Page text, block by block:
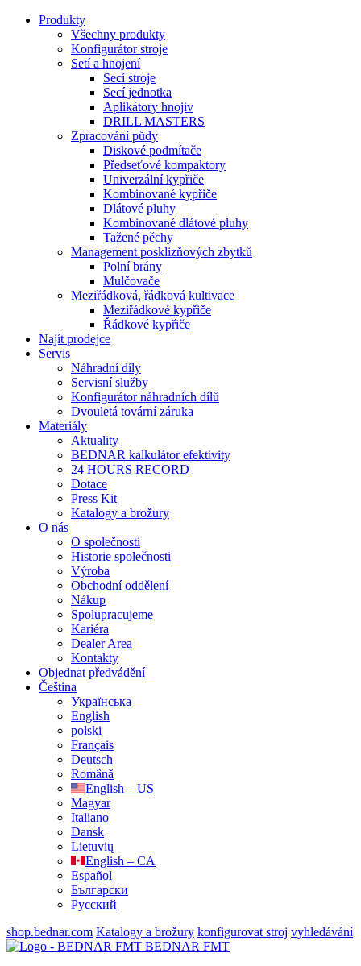
Produkty
Všechny produkty
Konfigurátor stroje
Setí a hnojení
Secí stroje
Secí jednotka
Aplikátory hnojiv
DRILL MASTERS
Zpracování půdy
Diskové podmítače
Předseťové kompaktory
Univerzální kypřiče
Kombinované kypřiče
Dlátové pluhy
Kombinované dlátové pluhy
Tažené pěchy
Management posklizňových zbytků
Polní brány
Mulčovače
Meziřádková, řádková kultivace
Meziřádkové kypřiče
Řádkové kypřiče
Najít prodejce
Servis
Náhradní díly
Servisní služby
Konfigurátor náhradních dílů
Dvouletá tovární záruka
Materiály
Aktuality
BEDNAR kalkulátor efektivity
24 HOURS RECORD
Dotace
Press Kit
Katalogy a brožury
O nás
O společnosti
Historie společnosti
Výroba
Obchodní oddělení
Nákup
Spolupracujeme
Kariéra
Dealer Area
Kontakty
Objednat předvádění
Čeština
Українська
English
polski
Français
Deutsch
Română
English – US
Magyar
Italiano
Dansk
Lietuvių
English – CA
Español
Български
Русский
shop.bednar.com Katalogy a brožury konfigurovat stroj vyhledávání
BEDNAR FMT